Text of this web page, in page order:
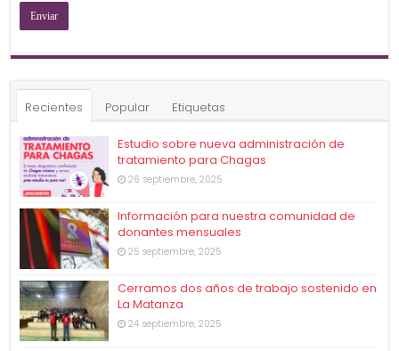
Recientes Popular Etiquetas
Estudio sobre nueva administración de
tratamiento para Chagas
26 septiembre, 2025
Información para nuestra comunidad de
donantes mensuales
25 septiembre, 2025
Cerramos dos años de trabajo sostenido en
La Matanza
24 septiembre, 2025